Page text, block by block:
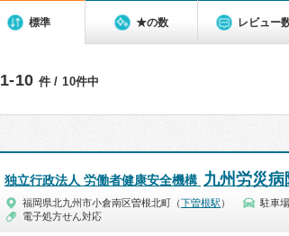
標準 ★の数 レビュー
1-10 件 / 10件中
独立行政法人 労働者健康安全機構 九州労災病
福岡県北九州市小倉南区曽根北町（下曽根駅 ） 駐車
電子処方せん対応